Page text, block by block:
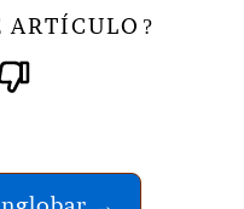
ARTÍCULO ?